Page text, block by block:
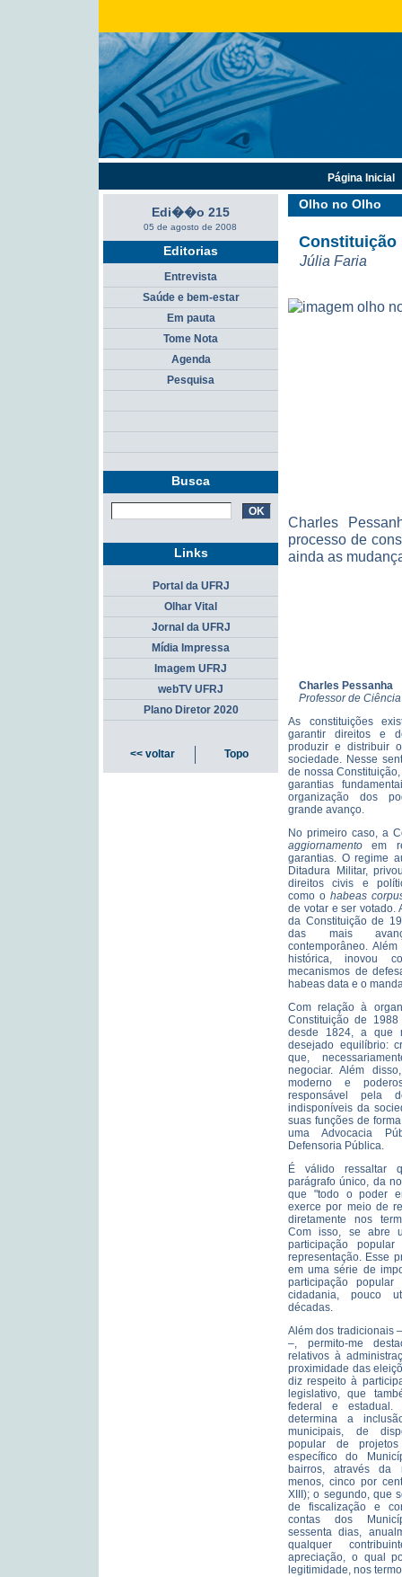
Olho no Olho
Constituição
Júlia Faria
Charles
processo de
ainda as
Charles Pessanha
Professor de
As constituições
garantir direitos e
produzir e distribuir
sociedade. Nesse
de nossa
garantias
organização dos
grande avanço.
No primeiro caso, a
aggiornamento em
garantias. O regime
Ditadura Militar,
direitos civis e
como ohabeas
de votar e ser votado.
da Constituição de
das mais
contemporâneo.
histórica, inovou
mecanismos de
habeas data e o
Com relação à
Constituição de
desde 1824, a que
desejado equilíbrio:
que,
negociar. Além
moderno e
responsável pela
indisponíveis da
suas funções de
uma Advocacia
Defensoria Pública.
É válido ressaltar
parágrafo único, da
que "todo o poder
exerce por meio de
diretamente nos
Com isso, se abre
participação
representação. Esse
em uma série de
participação
cidadania, pouco
décadas.
Além dos tradicionais
–, permito-me
relativos à
proximidade das
diz respeito à
legislativo, que
federal e estadual.
determina a
municipais, de
popular de
específico do
bairros, através da
menos, cinco por
XIII); o segundo, que
de fiscalização e
contas dos
sessenta dias,
qualquer
apreciação, o qual
legitimidade, nos
Edi��o 215
05 de agosto de 2008
Editorias
Entrevista
Saúde e bem-estar
Em pauta
Tome Nota
Agenda
Pesquisa
Busca
Página Inicial
Links
Portal da UFRJ
Olhar Vital
Jornal da UFRJ
Mídia Impressa
Imagem UFRJ
webTV UFRJ
Plano Diretor 2020
<< voltar Topo